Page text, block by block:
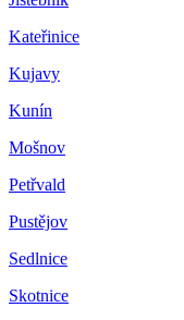
Kateřinice
Kujavy
Kunín
Mošnov
Petřvald
Pustějov
Sedlnice
Skotnice